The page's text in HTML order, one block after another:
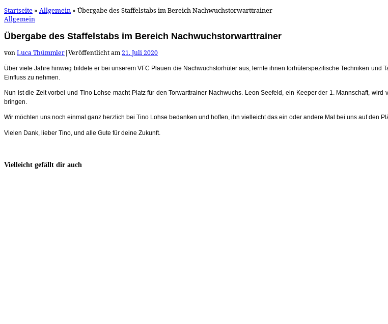
Startseite » Allgemein » Übergabe des Staffelstabs im Bereich Nachwuchstorwarttrainer
Allgemein
Übergabe des Staffelstabs im Bereich Nachwuchstorwarttrainer
vonLuca Thümmler|Veröffentlicht am21. Juli 2020
Über viele Jahre hinweg bildete er bei unserem VFC Plauen die Nachwuchstorhüter aus, lernte ihnen torhüterspezifische Techniken
Einfluss zu nehmen.
Nun ist die Zeit vorbei und Tino Lohse macht Platz für den Torwarttrainer Nachwuchs. Leon Seefeld, ein Keeper der 1. Mannschaft,
bringen.
Wir möchten uns noch einmal ganz herzlich bei Tino Lohse bedanken und hoffen, ihn vielleicht das ein oder andere Mal bei uns auf den
Vielen Dank, lieber Tino, und alle Gute für deine Zukunft.
Vielleicht gefällt dir auch